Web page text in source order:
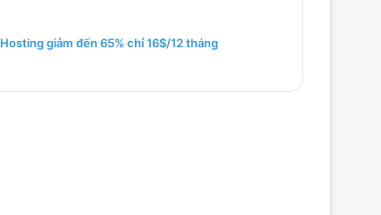
h
Hosting giảm đến 65% chỉ 16$/12 tháng